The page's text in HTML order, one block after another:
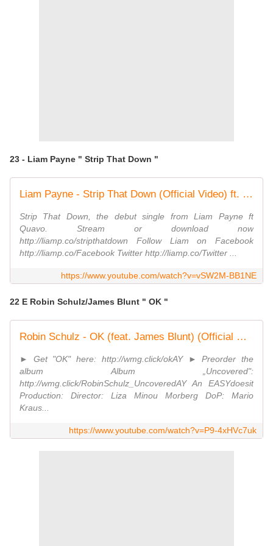
23 - Liam Payne " Strip That Down "
Liam Payne - Strip That Down (Official Video) ft. Quavo
Strip That Down, the debut single from Liam Payne ft
Quavo. Stream or download now
http://liamp.co/stripthatdown Follow Liam on Facebook
http://liamp.co/Facebook Twitter http://liamp.co/Twitter ...
https://www.youtube.com/watch?v=vSW2M-BB1NE
22 E Robin Schulz/James Blunt " OK "
Robin Schulz - OK (feat. James Blunt) (Official Music Video)
► Get "OK" here: http://wmg.click/okAY ► Preorder the
album Album „Uncovered":
http://wmg.click/RobinSchulz_UncoveredAY An EASYdoesit
Production: Director: Liza Minou Morberg DoP: Mario
Kraus...
https://www.youtube.com/watch?v=P9-4xHVc7uk